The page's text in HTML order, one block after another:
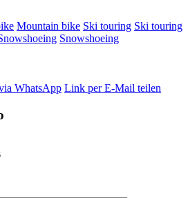
Mountain bike Ski touring Ski touring
Snowshoeing
WhatsApp Link per E-Mail teilen